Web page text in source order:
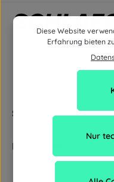
Service
Newsletter
Diese Website
Erfahrung bieten
Nur